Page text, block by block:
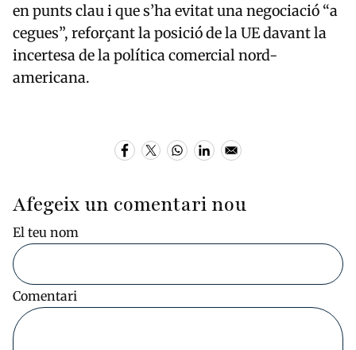
en punts clau i que s’ha evitat una negociació “a
cegues”, reforçant la posició de la UE davant la
incertesa de la política comercial nord-
americana.
Afegeix un comentari nou
El teu nom
Comentari